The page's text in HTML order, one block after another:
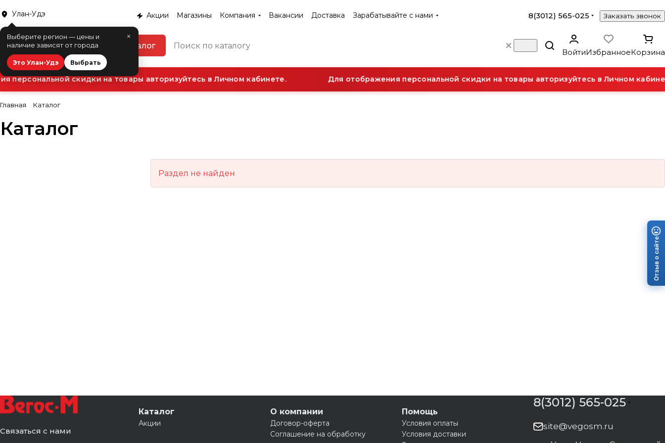
Улан-Удэ
×
Выберите регион — цены и
наличие зависят от города
Это Улан-Удэ Выбрать
Акции Магазины Компания Вакансии Доставка Зарабатывайте с нами 8(3012) 565-025 Заказать звонок
Каталог
ВойтиИзбранноеКорзина
персональной скидки на товары авторизуйтесь в Личном кабинете. Для отображения персональной скидки на товары авторизуйтесь в Личном
Главная Каталог
Каталог
Раздел не найден
Связаться с нами
Каталог
Акции
О компании
Договор-оферта
Соглашение на обработку
Помощь
Условия оплаты
Условия доставки
8(3012) 565-025
site@vegosm.ru
Отзыв о сайте